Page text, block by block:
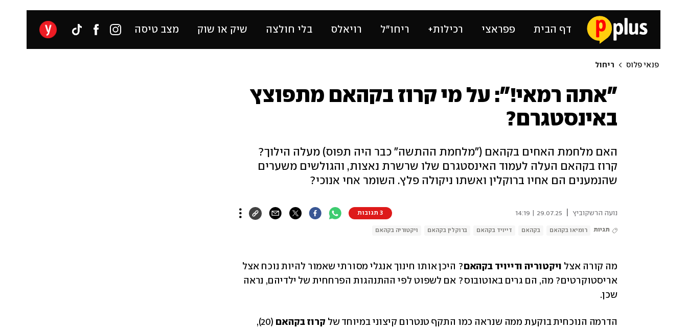
דף הבית פפראצי רכילות+ ריחו״ל רויאלס בלי חולצה שיק או שוק מצב טיסה
פנאי פלוס ריחול
"אתה רמאי!": על מי קרוז בקהאם מתפוצץ
באינסטגרם?
האם מלחמת האחים בקהאם ("מלחמת ההתשה" כבר היה תפוס) מעלה הילוך?
קרוז בקהאם העלה לעמוד האינסטגרם שלו שרשרת נאצות, והגולשים משערים
שהנמענים הם אחיו ברוקלין ואשתו ניקולה פלץ. השומר אחי אנוכי?
נועה הרשקוביץ 29.07.25 | 14:19 3 תגובות
תגיות רומיאו בקהאם בקהאם דייויד בקהאם ברוקלין בקהאם ויקטוריה בקהאם
מה קורה אצל ויקטוריה ודייויד בקהאם
שכן.
הדרמה הנוכחית בוקעת ממה שנראה כמו התקף טנטרום קיצוני במיוחד של קרוז בקהאם